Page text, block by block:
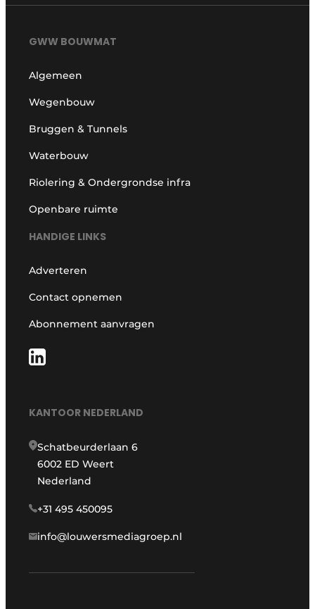
GWW BOUWMAT
Algemeen
Wegenbouw
Bruggen & Tunnels
Waterbouw
Riolering & Ondergrondse infra
Openbare ruimte
HANDIGE LINKS
Adverteren
Contact opnemen
Abonnement aanvragen
KANTOOR NEDERLAND
Schatbeurderlaan 6
6002 ED Weert
Nederland
+31 495 450095
info@louwersmediagroep.nl